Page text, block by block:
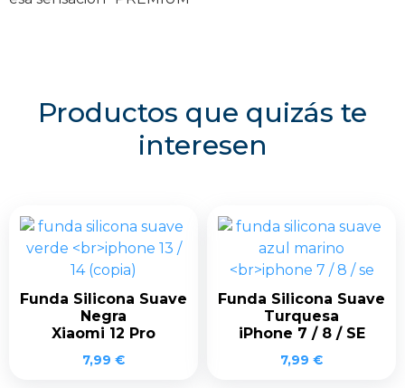
Productos que quizás te
interesen
Funda Silicona Suave
Negra
Xiaomi 12 Pro
7,99 €
Funda Silicona Suave
Turquesa
iPhone 7 / 8 / SE
7,99 €